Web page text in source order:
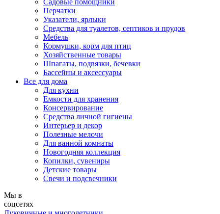
Садовые помощники
Перчатки
Указатели, ярлыки
Средства для туалетов, септиков и прудов
Мебель
Кормушки, корм для птиц
Хозяйственные товары
Шпагаты, подвязки, бечевки
Бассейны и аксессуары
Все для дома
Для кухни
Емкости для хранения
Консервирование
Средства личной гигиены
Интерьер и декор
Полезные мелочи
Для ванной комнаты
Новогодняя коллекция
Копилки, сувениры
Детские товары
Свечи и подсвечники
Мы в
соцсетях